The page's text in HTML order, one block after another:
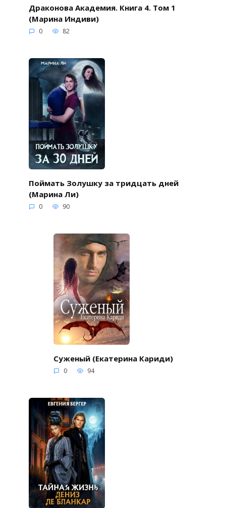
Драконова Академия. Книга 4. Том 1
(Марина Индиви)
0 82
Поймать Золушку за тридцать дней
(Марина Ли)
0 90
Суженый (Екатерина Кариди)
0 94